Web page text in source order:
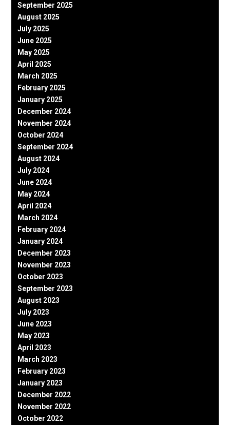
September 2025
August 2025
July 2025
June 2025
May 2025
April 2025
March 2025
February 2025
January 2025
December 2024
November 2024
October 2024
September 2024
August 2024
July 2024
June 2024
May 2024
April 2024
March 2024
February 2024
January 2024
December 2023
November 2023
October 2023
September 2023
August 2023
July 2023
June 2023
May 2023
April 2023
March 2023
February 2023
January 2023
December 2022
November 2022
October 2022